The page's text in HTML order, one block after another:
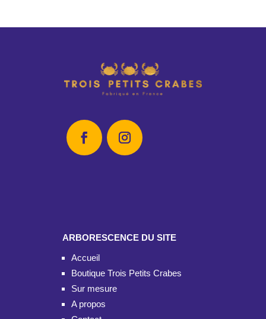
ARBORESCENCE DU SITE
Accueil
Boutique Trois Petits Crabes
Sur mesure
A propos